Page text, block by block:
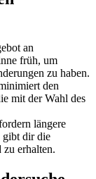
an
früh, um
zu haben.
den
mit der Wahl des
längere
gibt dir die
erhalten.